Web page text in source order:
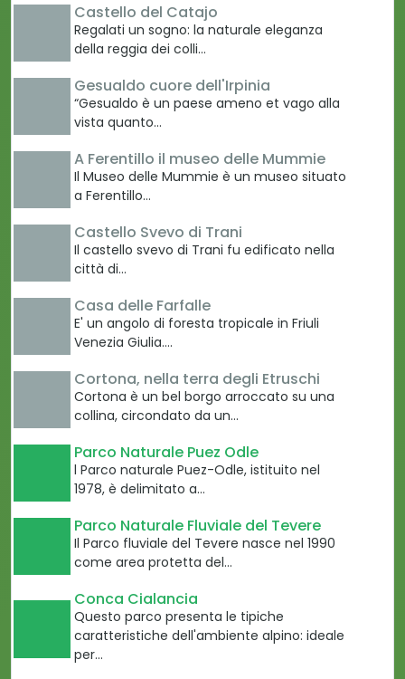
Castello del Catajo
Regalati un sogno: la naturale eleganza
della reggia dei colli…
Gesualdo cuore dell'Irpinia
“Gesualdo è un paese ameno et vago alla
vista quanto…
A Ferentillo il museo delle Mummie
Il Museo delle Mummie è un museo situato
a Ferentillo…
Castello Svevo di Trani
Il castello svevo di Trani fu edificato nella
città di…
Casa delle Farfalle
E' un angolo di foresta tropicale in Friuli
Venezia Giulia.…
Cortona, nella terra degli Etruschi
Cortona è un bel borgo arroccato su una
collina, circondato da un…
Parco Naturale Puez Odle
l Parco naturale Puez-Odle, istituito nel
1978, è delimitato a…
Parco Naturale Fluviale del Tevere
Il Parco fluviale del Tevere nasce nel 1990
come area protetta del…
Conca Cialancia
Questo parco presenta le tipiche
caratteristiche dell'ambiente alpino: ideale
per…